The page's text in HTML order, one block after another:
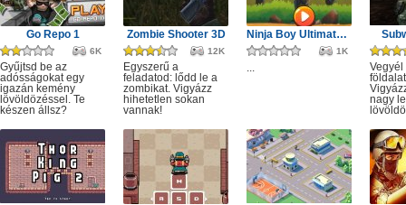
Go Repo 1
6K
Gyűjtsd be az
adósságokat egy
igazán kemény
lövöldözéssel. Te
készen állsz?
Zombie Shooter 3D
12K
Egyszerű a
feladatod: lődd le a
zombikat. Vigyázz
hihetetlen sokan
vannak!
Ninja Boy Ultimate Edition
1K
...
Vegyél
nagy